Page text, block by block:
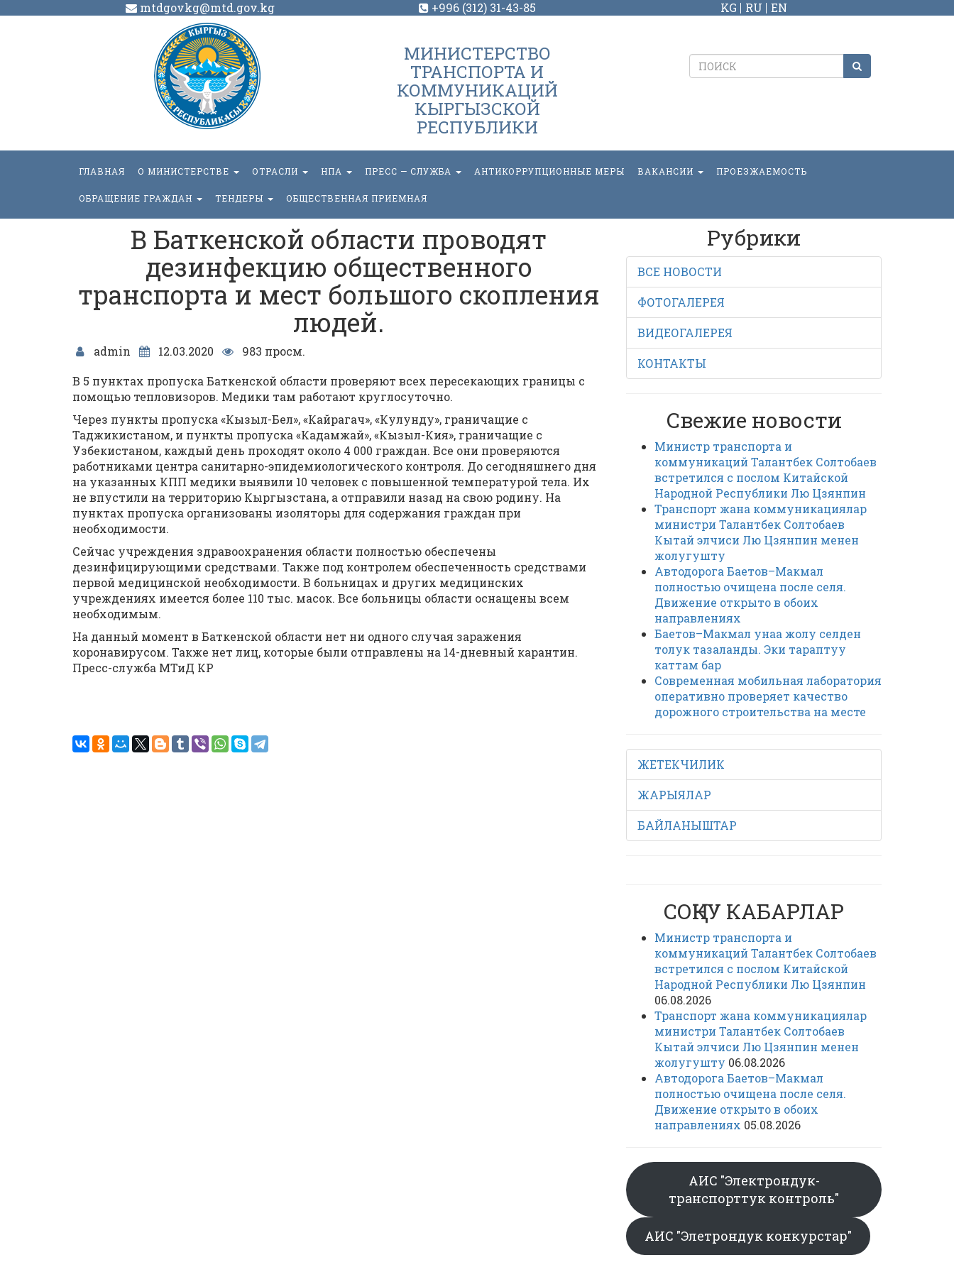
mtdgovkg@mtd.gov.kg +996 (312) 31-43-85 KG RU EN
МИНИСТЕРСТВО
ТРАНСПОРТА И
КОММУНИКАЦИЙ
КЫРГЫЗСКОЙ
РЕСПУБЛИКИ
ГЛАВНАЯ О МИНИСТЕРСТВЕ ОТРАСЛИ НПА ПРЕСС — СЛУЖБА АНТИКОРРУПЦИОННЫЕ МЕРЫ ВАКАНСИИ ПРОЕЗЖАЕМОСТЬ
ОБРАЩЕНИЕ ГРАЖДАН ТЕНДЕРЫ ОБЩЕСТВЕННАЯ ПРИЕМНАЯ
В Баткенской области проводят
дезинфекцию общественного
транспорта и мест большого скопления
людей.
admin 12.03.2020
983 просм.
В 5 пунктах пропуска Баткенской области проверяют всех пересекающих границы с
помощью тепловизоров. Медики там работают круглосуточно.
Через пункты пропуска «Кызыл-Бел», «Кайрагач», «Кулунду», граничащие с
Таджикистаном, и пункты пропуска «Кадамжай», «Кызыл-Кия», граничащие с
Узбекистаном, каждый день проходят около 4 000 граждан. Все они проверяются
работниками центра санитарно-эпидемиологического контроля. До сегодняшнего дня
на указанных КПП медики выявили 10 человек с повышенной температурой тела. Их
не впустили на территорию Кыргызстана, а отправили назад на свою родину. На
пунктах пропуска организованы изоляторы для содержания граждан при
необходимости.
Сейчас учреждения здравоохранения области полностью обеспечены
дезинфицирующими средствами. Также под контролем обеспеченность средствами
первой медицинской необходимости. В больницах и других медицинских
учреждениях имеется более 110 тыс. масок. Все больницы области оснащены всем
необходимым.
На данный момент в Баткенской области нет ни одного случая заражения
коронавирусом. Также нет лиц, которые были отправлены на 14-дневный карантин.
Пресс-служба МТиД КР
Рубрики
ВСЕ НОВОСТИ
ФОТОГАЛЕРЕЯ
ВИДЕОГАЛЕРЕЯ
КОНТАКТЫ
Свежие новости
Министр транспорта и
коммуникаций Талантбек Солтобаев
встретился с послом Китайской
Народной Республики Лю Цзянпин
Транспорт жана коммуникациялар
министри Талантбек Солтобаев
Кытай элчиси Лю Цзянпин менен
жолугушту
Автодорога Баетов–Макмал
полностью очищена после селя.
Движение открыто в обоих
направлениях
Баетов–Макмал унаа жолу селден
толук тазаланды. Эки тараптуу
каттам бар
Современная мобильная лаборатория
оперативно проверяет качество
дорожного строительства на месте
ЖЕТЕКЧИЛИК
ЖАРЫЯЛАР
БАЙЛАНЫШТАР
СОҢКУ КАБАРЛАР
Министр транспорта и
коммуникаций Талантбек Солтобаев
встретился с послом Китайской
Народной Республики Лю Цзянпин
06.08.2026
Транспорт жана коммуникациялар
министри Талантбек Солтобаев
Кытай элчиси Лю Цзянпин менен
жолугушту 06.08.2026
Автодорога Баетов–Макмал
полностью очищена после селя.
Движение открыто в обоих
направлениях 05.08.2026
АИС "Электрондук-
транспорттук контроль"
АИС "Элетрондук конкурстар"